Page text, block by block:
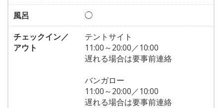
風呂
◯
チェックイン／
アウト
テントサイト
11:00～20:00／10:00
遅れる場合は要事前連絡
バンガロー
11:00～20:00／10:00
遅れる場合は要事前連絡